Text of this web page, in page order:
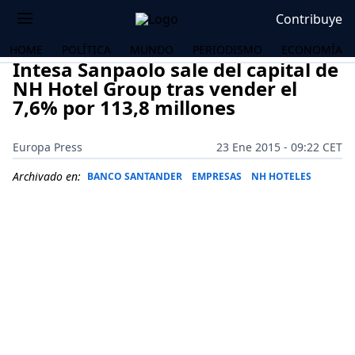
Contribuye
HOME POLÍTICA MUNDO PERIODISMO ECONOMÍA
Intesa Sanpaolo sale del capital de
NH Hotel Group tras vender el
7,6% por 113,8 millones
Europa Press
23 Ene 2015 - 09:22 CET
Archivado en: BANCO SANTANDER EMPRESAS NH HOTELES